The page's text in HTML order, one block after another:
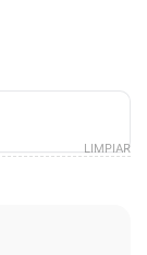
LIMPIAR